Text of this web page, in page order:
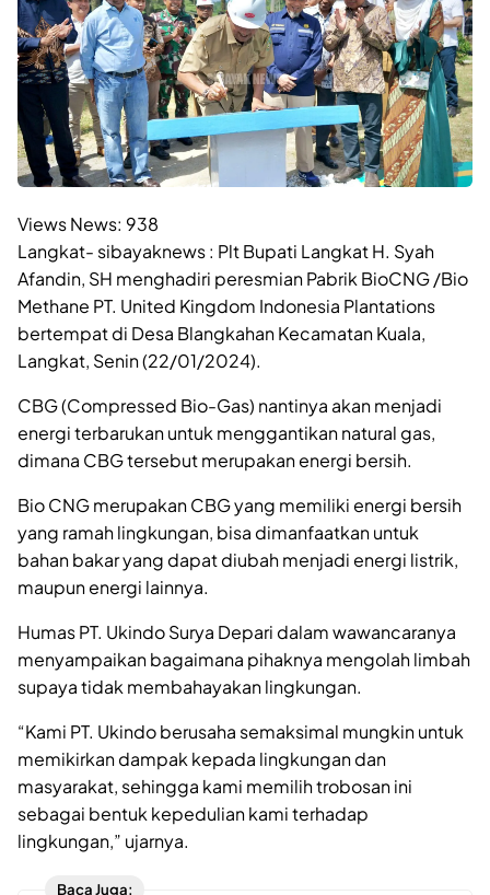
Views News: 938
Langkat- sibayaknews : Plt Bupati Langkat H. Syah
Afandin, SH menghadiri peresmian Pabrik BioCNG /Bio
Methane PT. United Kingdom Indonesia Plantations
bertempat di Desa Blangkahan Kecamatan Kuala,
Langkat, Senin (22/01/2024).
CBG (Compressed Bio-Gas) nantinya akan menjadi
energi terbarukan untuk menggantikan natural gas,
dimana CBG tersebut merupakan energi bersih.
Bio CNG merupakan CBG yang memiliki energi bersih
yang ramah lingkungan, bisa dimanfaatkan untuk
bahan bakar yang dapat diubah menjadi energi listrik,
maupun energi lainnya.
Humas PT. Ukindo Surya Depari dalam wawancaranya
menyampaikan bagaimana pihaknya mengolah limbah
supaya tidak membahayakan lingkungan.
“Kami PT. Ukindo berusaha semaksimal mungkin untuk
memikirkan dampak kepada lingkungan dan
masyarakat, sehingga kami memilih trobosan ini
sebagai bentuk kepedulian kami terhadap
lingkungan,” ujarnya.
Baca Juga: